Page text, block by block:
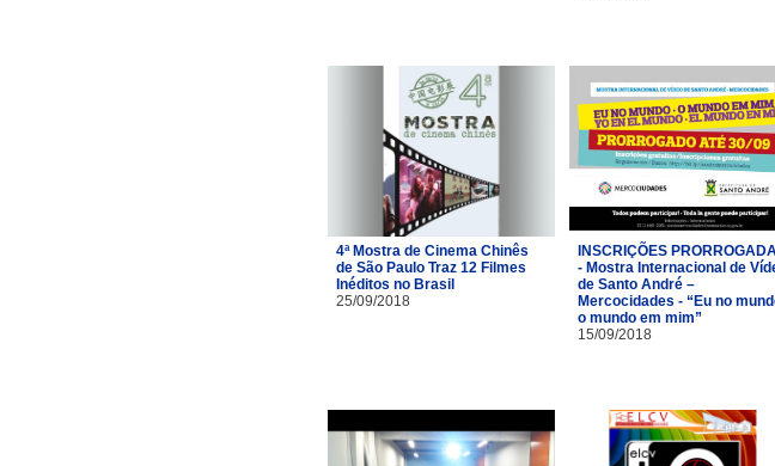
4ª Mostra de Cinema Chinês
de São Paulo Traz 12 Filmes
Inéditos no Brasil
25/09/2018
INSCRIÇÕES
- Mostra Internacional de
de Santo André –
Mercocidades - “Eu no
o mundo em mim”
15/09/2018